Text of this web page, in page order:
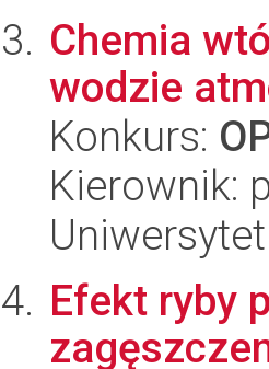
Chemia
wodzie
Konkurs:
Kierownik:
Efekt ryby